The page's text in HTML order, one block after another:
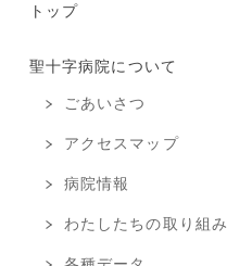
トップ
聖十字病院について
ごあいさつ
アクセスマップ
病院情報
わたしたちの取り組み